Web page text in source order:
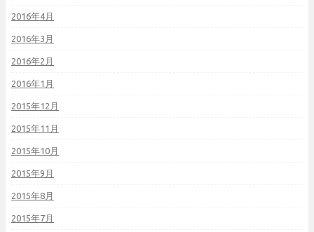
2016年4月
2016年3月
2016年2月
2016年1月
2015年12月
2015年11月
2015年10月
2015年9月
2015年8月
2015年7月